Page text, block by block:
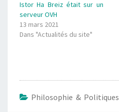
Istor Ha Breiz était sur un
serveur OVH
13 mars 2021
Dans "Actualités du site"
Philosophie & Politiques